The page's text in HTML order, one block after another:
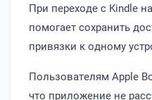
При переходе с Kindle
помогает сохранить
привязки к одному
Пользователям Apple
что приложение не